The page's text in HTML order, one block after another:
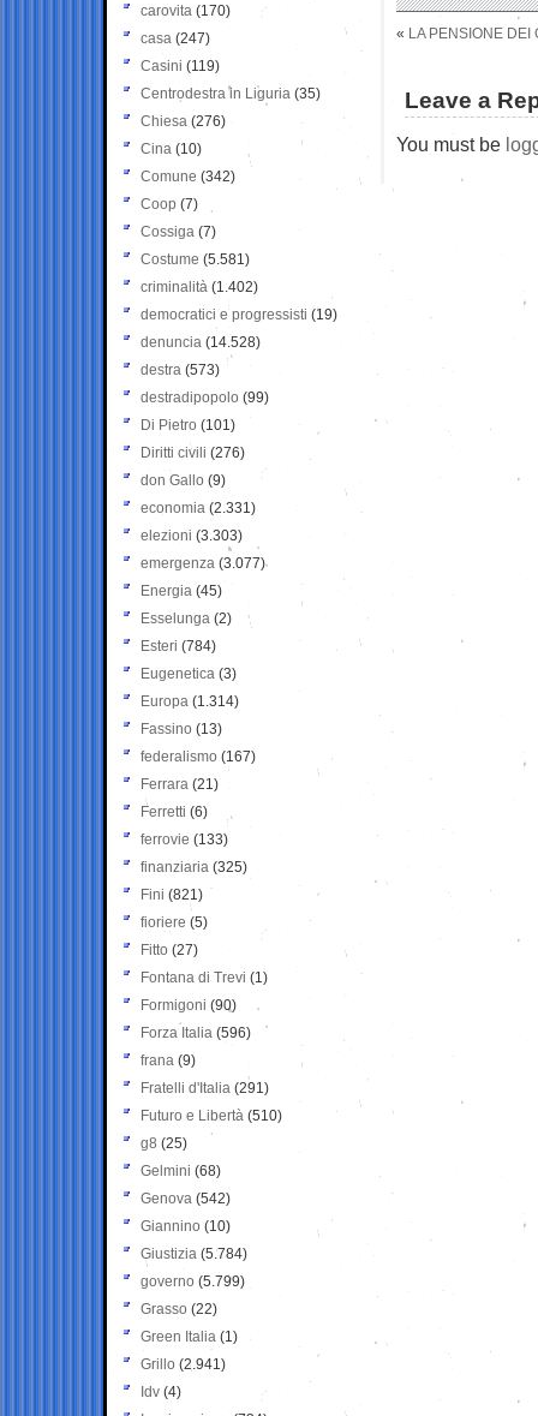
« LA PENSIONE DEI
Leave a
You must be
carovita (170)
casa (247)
Casini (119)
Centrodestra in Liguria (35)
Chiesa (276)
Cina (10)
Comune (342)
Coop (7)
Cossiga (7)
Costume (5.581)
criminalità (1.402)
democratici e progressisti (19)
denuncia (14.528)
destra (573)
destradipopolo (99)
Di Pietro (101)
Diritti civili (276)
don Gallo (9)
economia (2.331)
elezioni (3.303)
emergenza (3.077)
Energia (45)
Esselunga (2)
Esteri (784)
Eugenetica (3)
Europa (1.314)
Fassino (13)
federalismo (167)
Ferrara (21)
Ferretti (6)
ferrovie (133)
finanziaria (325)
Fini (821)
fioriere (5)
Fitto (27)
Fontana di Trevi (1)
Formigoni (90)
Forza Italia (596)
frana (9)
Fratelli d'Italia (291)
Futuro e Libertà (510)
g8 (25)
Gelmini (68)
Genova (542)
Giannino (10)
Giustizia (5.784)
governo (5.799)
Grasso (22)
Green Italia (1)
Grillo (2.941)
Idv (4)